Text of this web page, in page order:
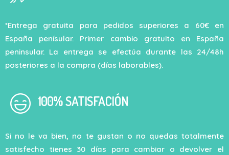
*Entrega gratuita para pedidos superiores a 60€ en
España penísular. Primer cambio gratuito en España
peninsular. La entrega se efectúa durante las 24/48h
posteriores a la compra (días laborables).
100% SATISFACIÓN
Si no le va bien, no te gustan o no quedas totalmente
satisfecho tienes 30 días para cambiar o devolver el